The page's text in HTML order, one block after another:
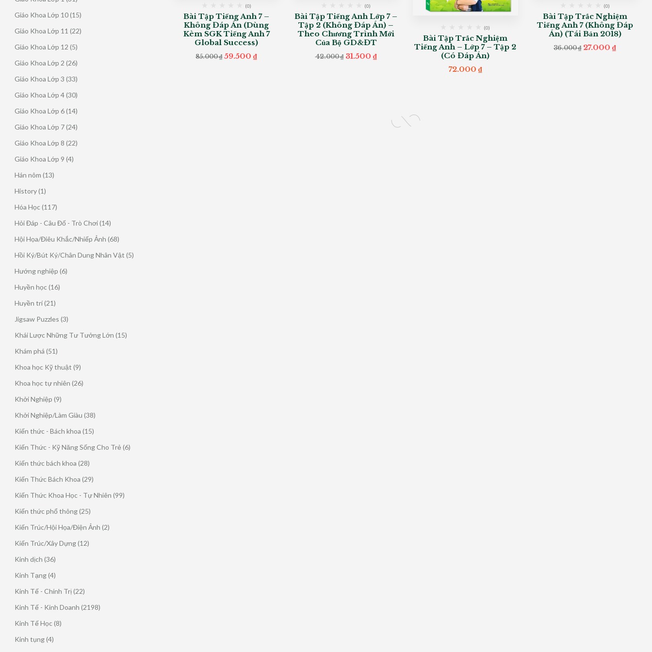
phẩm
phẩm
Giáo Khoa Lớp 10 1515
phẩm
Giáo Khoa Lớp 11 2222
Giáo Khoa Lớp 12 55
phẩm
Giáo Khoa Lớp 2 2626
phẩm
Giáo Khoa Lớp 3 3333
phẩm
Giáo Khoa Lớp 4 3030
phẩm
Giáo Khoa Lớp 6 1414
phẩm
Giáo Khoa Lớp 7 2424
phẩm
Giáo Khoa Lớp 8 2222
Giáo Khoa Lớp 9 44
Hán nôm 1313
History 11
phẩm
Hóa Học 117117
Hỏi Đáp - Câu Đố - Trò Chơi 1414
phẩm
Hội Họa/Điêu Khắc/Nhiếp Ảnh 6868
phẩm
Hồi Ký/Bút Ký/Chân Dung Nhân Vật 55
Hướng nghiệp 66
Huyền học 1616
Huyền trí 2121
phẩm
Jigsaw Puzzles 33
phẩm
Khái Lược Những Tư Tưởng Lớn 1515
Khám phá 5151
phẩm
Khoa học Kỹ thuật 99
phẩm
Khoa học tự nhiên 2626
Khởi Nghiệp 99
Khởi Nghiệp/Làm Giàu 3838
Kiến thức - Bách khoa 1515
phẩm
Kiến Thức - Kỹ Năng Sống Cho Trẻ 66
Kiến thức bách khoa 2828
phẩm
Kiến Thức Bách Khoa 2929
Kiến Thức Khoa Học - Tự Nhiên 9999
Kiến thức phổ thông 2525
sản
phẩm
Kiến Trúc/Hội Họa/Điện Ảnh 22
Kiến Trúc/Xây Dựng 1212
Kinh dịch 3636
phẩm
Kinh Tạng 44
Kinh Tế - Chính Trị 2222
phẩm
Kinh Tế - Kinh Doanh 21982198
Kinh Tế Học 88
Kinh tụng 44
(0)
Bài Tập Tiếng Anh 7 –
Không Đáp Án (Dùng
Kèm SGK Tiếng Anh 7
Global Success)
85.000₫ Original
59.500₫Current
price
(0)
Bài Tập Tiếng Anh Lớp 7 –
Tập 2 (Không Đáp Án) –
Theo Chương Trình Mới
Của Bộ GD&ĐT
42.000₫ Original
31.500 ₫Current
price
(0)
Bài Tập Trắc Nghiệm
Tiếng Anh – Lớp 7 – Tập 2
(Có Đáp Án)
72.000 ₫
(0)
Bài Tập Trắc Nghiệm
Tiếng Anh 7 (Không Đáp
Án) (Tái Bản 2018)
36.000₫ Original
27.000₫Current
price